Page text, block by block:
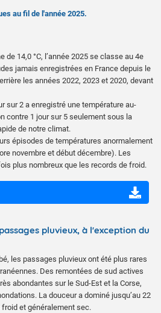
au fil de l'année 2025.
de 14,0 °C, l’année 2025 se classe au 4e
jamais enregistrées en France depuis le
les années 2022, 2023 et 2020, devant
sur 2 a enregistré une température au-
contre 1 jour sur 5 seulement sous la
de notre climat.
épisodes de températures anormalement
novembre et début décembre). Les
plus nombreux que les records de froid.
pluvieux, à l'exception du
les passages pluvieux ont été plus rares
Des remontées de sud actives
abondantes sur le Sud-Est et la Corse,
La douceur a dominé jusqu’au 22
et généralement sec.